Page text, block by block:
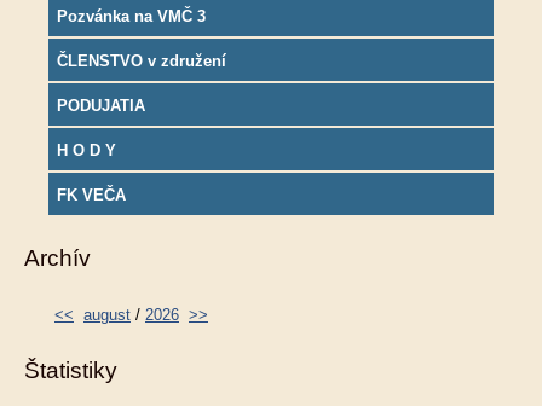
Pozvánka na VMČ 3
ČLENSTVO v združení
PODUJATIA
H O D Y
FK VEČA
Archív
<< august / 2026 >>
Štatistiky